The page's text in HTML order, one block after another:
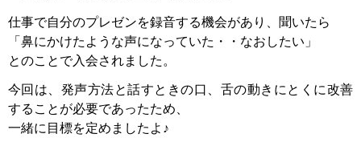
仕事で自分のプレゼンを録音する機会があり、聞いたら
「鼻にかけたような声になっていた・・なおしたい」
とのことで入会されました。
今回は、発声方法と話すときの口、舌の動きにとくに改善
することが必要であったため、
一緒に目標を定めましたよ♪